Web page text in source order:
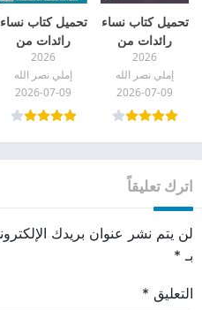
تحميل كتاب نساء
رائدات من
الغرب 6 pdf2026
إملي نصر الله
2026-07-09
تحميل كتاب نساء
رائدات من
الشرق 3 pdf
2026
إملي نصر الله
2026-07-09
اترك تعليقاً
لن يتم نشر عنوان بريدك
بـ *
التعليق *